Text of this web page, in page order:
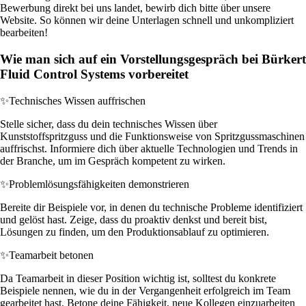
Bewerbung direkt bei uns landet, bewirb dich bitte über unsere
Website. So können wir deine Unterlagen schnell und unkompliziert
bearbeiten!
Wie man sich auf ein Vorstellungsgespräch bei Bürkert
Fluid Control Systems vorbereitet
✨Technisches Wissen auffrischen
Stelle sicher, dass du dein technisches Wissen über
Kunststoffspritzguss und die Funktionsweise von Spritzgussmaschinen
auffrischst. Informiere dich über aktuelle Technologien und Trends in
der Branche, um im Gespräch kompetent zu wirken.
✨Problemlösungsfähigkeiten demonstrieren
Bereite dir Beispiele vor, in denen du technische Probleme identifiziert
und gelöst hast. Zeige, dass du proaktiv denkst und bereit bist,
Lösungen zu finden, um den Produktionsablauf zu optimieren.
✨Teamarbeit betonen
Da Teamarbeit in dieser Position wichtig ist, solltest du konkrete
Beispiele nennen, wie du in der Vergangenheit erfolgreich im Team
gearbeitet hast. Betone deine Fähigkeit, neue Kollegen einzuarbeiten